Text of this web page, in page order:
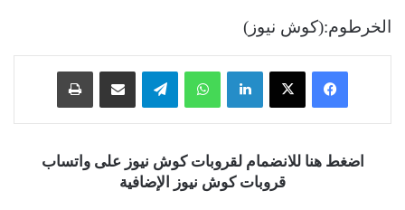
الخرطوم:(كوش نيوز)
فيسبوك ‫X لينكدإن واتساب تيلقرام
اضغط هنا للانضمام لقروبات كوش نيوز على واتساب
قروبات كوش نيوز الإضافية